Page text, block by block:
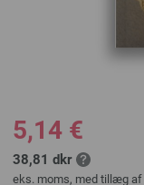
5,14 €
38,81 dkr
eks. moms, med tillæg af